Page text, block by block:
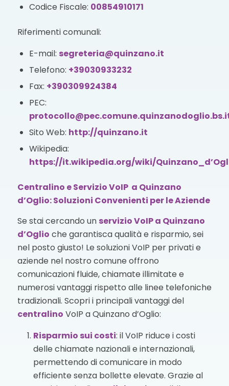
Codice Fiscale: 00854910171
Riferimenti comunali:
E-mail: segreteria@quinzano.it
Telefono: +39030933232
Fax: +390309924384
PEC:
Sito Web: http://quinzano.it
Wikipedia:
https://it.wikipedia.org/wiki/
Centralino e Servizio VoIP a Quinzano
d’Oglio: Soluzioni Convenienti per le Aziende
Se stai cercando un servizio VoIPa Quinzano
d’Oglio che garantisca qualità e risparmio, sei
nel posto giusto! Le soluzioni VoIP per privati e
aziende nel nostro comune offrono
comunicazioni fluide, chiamate illimitate e
numerosi vantaggi rispetto alle linee telefoniche
tradizionali. Scopri i principali vantaggi del
centralino VoIP a Quinzano d’Oglio:
Risparmio sui costi: il VoIP riduce i costi
delle chiamate nazionali e internazionali,
permettendo di comunicare in modo
efficiente senza bollette elevate. Grazie al